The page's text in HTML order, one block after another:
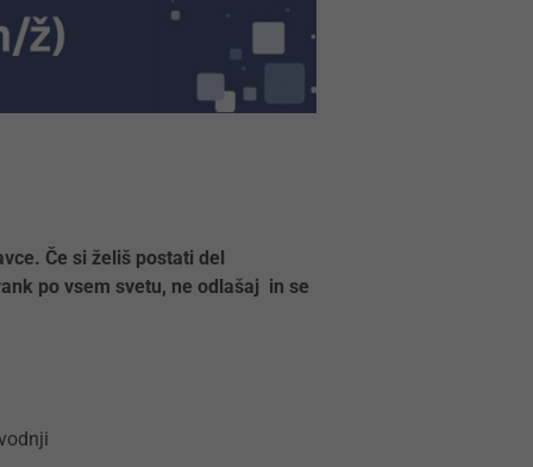
Če si želiš postati del
po vsem svetu, ne odlašaj in se